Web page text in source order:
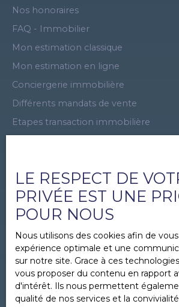
Nos honoraires
FAQ - Immobilier
Mon estimation classique
Mon estimation en ligne
Conciergerie immobilière
Différents mandats de vente
Etapes transaction immobilière
Plan du site
Visite Virtuelle
Offre promotionnelle
Apporteur d'affaires
Recrutement
Parrainage immobilier
Mentions légales
LE RESPECT DE
PRIVÉE EST UNE
POUR NOUS
Nous utilisons des cookies afin de
expérience optimale et une
sur notre site. Grace à ces
vous proposer du contenu en rapport
d'intérêt. Ils nous permettent
qualité de nos services et la